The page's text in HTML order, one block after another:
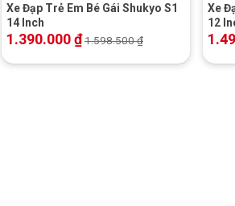
Xe Đạp Trẻ Em Bé Gái Shukyo S1
14 Inch
1.390.000₫1.598.500₫
Xe
12